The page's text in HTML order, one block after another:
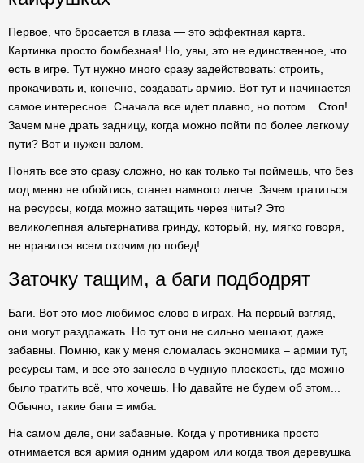
Первое, что бросается в глаза — это эффектная карта.
Картинка просто бомбезная! Но, увы, это не единственное, что
есть в игре. Тут нужно много сразу задействовать: строить,
прокачивать и, конечно, создавать армию. Вот тут и начинается
самое интересное. Сначала все идет плавно, но потом... Стоп!
Зачем мне драть задницу, когда можно пойти по более легкому
пути? Вот и нужен взлом.
Понять все это сразу сложно, но как только ты поймешь, что без
мод меню не обойтись, станет намного легче. Зачем тратиться
на ресурсы, когда можно затащить через читы? Это
великолепная альтернатива гринду, который, ну, мягко говоря,
не нравится всем охочим до побед!
Заточку тащим, а баги подбодрят
Баги. Вот это мое любимое слово в играх. На первый взгляд,
они могут раздражать. Но тут они не сильно мешают, даже
забавны. Помню, как у меня сломалась экономика – армии тут,
ресурсы там, и все это занесло в чудную плоскость, где можно
было тратить всё, что хочешь. Но давайте не будем об этом...
Обычно, такие баги = имба.
На самом деле, они забавные. Когда у противника просто
отнимается вся армия одним ударом или когда твоя деревушка